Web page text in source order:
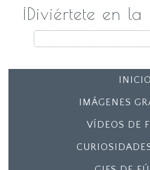
¡Diviértete en
INICIO
IMÁGENES
VÍDEOS DE